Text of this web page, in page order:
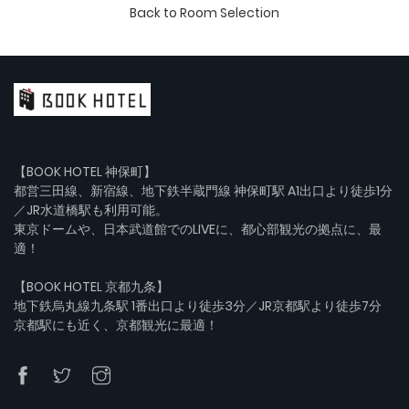
Back to Room Selection
【BOOK HOTEL 神保町】
都営三田線、新宿線、地下鉄半蔵門線 神保町駅 A1出口より徒歩1分
／JR水道橋駅も利用可能。
東京ドームや、日本武道館でのLIVEに、都心部観光の拠点に、最
適！
【BOOK HOTEL 京都九条】
地下鉄烏丸線九条駅 1番出口より徒歩3分／JR京都駅より徒歩7分
京都駅にも近く、京都観光に最適！